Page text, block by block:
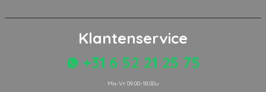
Klantenservice
+31 6 52 21 25 75
Ma-Vr 09.00-18.00u